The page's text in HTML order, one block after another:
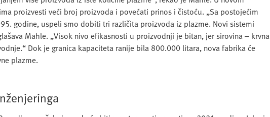
proizvesti veći broj proizvoda i povećati prinos i čistoću. „Sa postojećim
godine, uspeli smo dobiti tri različita proizvoda iz plazme. Novi sistemi
Mahle. „Visok nivo efikasnosti u proizvodnji je bitan, jer sirovina ‒ krvna
Dok je granica kapaciteta ranije bila 800.000 litara, nova fabrika će
plazme.